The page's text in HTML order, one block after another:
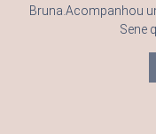
Bruna.Acompanhou
Sene